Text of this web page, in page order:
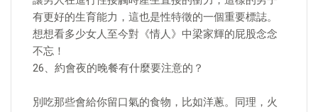
有更好的生育能力，這也是性特徵的一個重要標誌。
想想看多少女人至今對《情人》中梁家輝的屁股念念
不忘！
26、約會夜的晚餐有什麼要注意的？
別吃那些會給你留口氣的食物，比如洋蔥。同理，火